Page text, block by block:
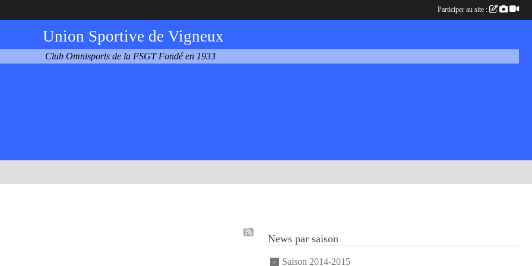
Union Sportive de Vigneux
Club Omnisports de la FSGT Fondé en 1933
News par saison
Saison 2014-2015
Participer au site :